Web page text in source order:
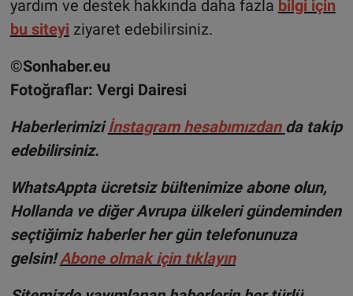
yardım ve destek hakkında daha fazla bilgi için
bu siteyi ziyaret edebilirsiniz.
©Sonhaber.eu
Fotoğraflar: Vergi Dairesi
Haberlerimiziİnstagram hesabımızdan da takip
edebilirsiniz.
WhatsAppta ücretsiz bültenimize abone olun,
Hollanda ve diğer Avrupa ülkeleri gündeminden
seçtiğimiz haberler her gün telefonunuza
gelsin!Abone olmak için tıklayın